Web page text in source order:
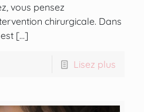
vous pensez
chirurgicale. Dans
[…]
Lisez plus